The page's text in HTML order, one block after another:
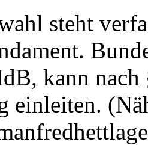
steht
kann
einleiten.